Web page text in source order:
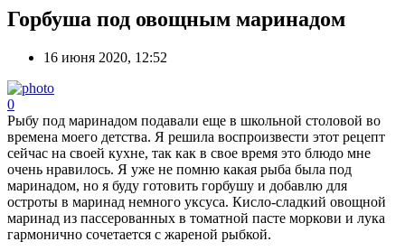
Горбуша под овощным маринадом
16 июня 2020, 12:52
0
Рыбу под маринадом подавали еще в школьной столовой во
времена моего детства. Я решила воспроизвести этот рецепт
сейчас на своей кухне, так как в свое время это блюдо мне
очень нравилось. Я уже не помню какая рыба была под
маринадом, но я буду готовить горбушу и добавлю для
остроты в маринад немного уксуса. Кисло-сладкий овощной
маринад из пассерованных в томатной пасте моркови и лука
гармонично сочетается с жареной рыбкой.